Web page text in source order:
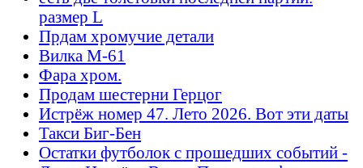
размер L
Прдам хромучие детали
Вилка М-61
Фара хром.
Продам шестерни Герцог
Истрёж номер 47. Лето 2026. Вот эти даты
Такси Биг-Бен
Остатки футболок с прошедших событий -